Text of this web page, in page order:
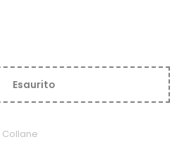
Esaurito
Collane